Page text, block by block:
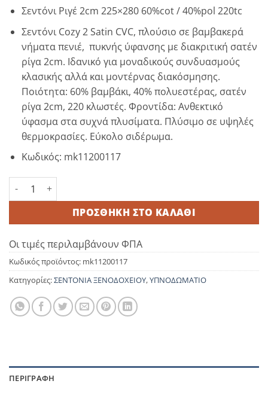
Σεντόνι Ριγέ 2cm 225×280 60%cot / 40%pol 220tc
Σεντόνι Cozy 2 Satin CVC, πλούσιο σε βαμβακερά
νήματα πενιέ, πυκνής ύφανσης με διακριτική σατέν
ρίγα 2cm. Ιδανικό για μοναδικούς συνδυασμούς
κλασικής αλλά και μοντέρνας διακόσμησης.
Ποιότητα: 60% βαμβάκι, 40% πολυεστέρας, σατέν
ρίγα 2cm, 220 κλωστές. Φροντίδα: Ανθεκτικό
ύφασμα στα συχνά πλυσίματα. Πλύσιμο σε υψηλές
θερμοκρασίες. Εύκολο σιδέρωμα.
Κωδικός: mk11200117
Σεντόνι Ριγέ 2cm 225Χ280 60%cot / 40%pol 220tc ποσότητα
ΠΡΟΣΘΉΚΗ ΣΤΟ ΚΑΛΆΘΙ
Οι τιμές περιλαμβάνουν ΦΠΑ
Κωδικός προϊόντος: mk11200117
Κατηγορίες:ΣΕΝΤΟΝΙΑ ΞΕΝΟΔΟΧΕΙΟΥ,ΥΠΝΟΔΩΜΑΤΙΟ
ΠΕΡΙΓΡΑΦΉ